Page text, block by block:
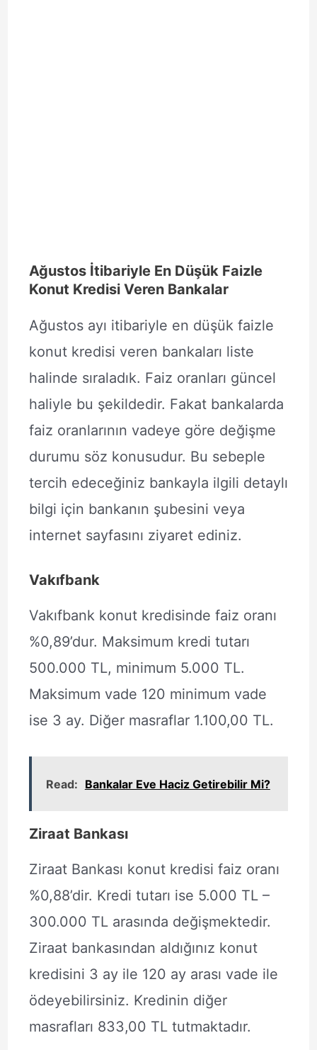
Ağustos İtibariyle En Düşük Faizle
Konut Kredisi Veren Bankalar
Ağustos ayı itibariyle en düşük faizle
konut kredisi veren bankaları liste
halinde sıraladık. Faiz oranları güncel
haliyle bu şekildedir. Fakat bankalarda
faiz oranlarının vadeye göre değişme
durumu söz konusudur. Bu sebeple
tercih edeceğiniz bankayla ilgili detaylı
bilgi için bankanın şubesini veya
internet sayfasını ziyaret ediniz.
Vakıfbank
Vakıfbank konut kredisinde faiz oranı
%0,89’dur. Maksimum kredi tutarı
500.000 TL, minimum 5.000 TL.
Maksimum vade 120 minimum vade
ise 3 ay. Diğer masraflar 1.100,00 TL.
Read: Bankalar Eve Haciz Getirebilir Mi?
Ziraat Bankası
Ziraat Bankası konut kredisi faiz oranı
%0,88’dir. Kredi tutarı ise 5.000 TL –
300.000 TL arasında değişmektedir.
Ziraat bankasından aldığınız konut
kredisini 3 ay ile 120 ay arası vade ile
ödeyebilirsiniz. Kredinin diğer
masrafları 833,00 TL tutmaktadır.